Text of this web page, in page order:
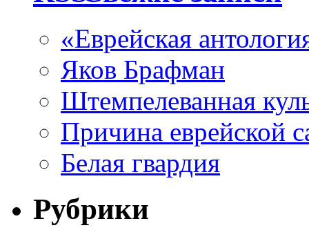
«Еврейская
Яков Брафман
Штемпелеванная
Причина еврейской
Белая гвардия
Рубрики